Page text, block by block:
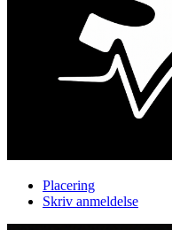
Placering
Skriv anmeldelse